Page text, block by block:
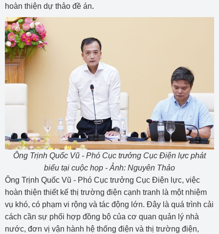
hoàn thiện dự thảo đề án.
Ông Trịnh Quốc Vũ - Phó Cục trưởng Cục Điện lực phát
biểu tại cuộc họp - Ảnh: Nguyên Thảo
Ông Trịnh Quốc Vũ - Phó Cục trưởng Cục Điện lực, việc
hoàn thiện thiết kế thị trường điện cạnh tranh là một nhiệm
vụ khó, có phạm vi rộng và tác động lớn. Đây là quá trình cải
cách cần sự phối hợp đồng bộ của cơ quan quản lý nhà
nước, đơn vị vận hành hệ thống điện và thị trường điện,